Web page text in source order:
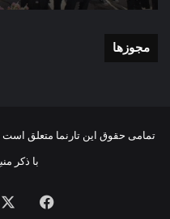
با
منطقه
شورای
مجوزها
تمامی حقوق این تارنما متعلق
با ذکر
فیسبوک